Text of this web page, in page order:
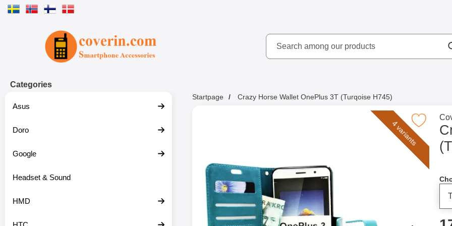
Search
Search among our
Categories
Asus
Doro
Google
Headset & Sound
HMD
Startpage Crazy Horse Wallet OnePlus 3T (Turqoise H745)
Mark crazy Horse Wallet OnePlus 3T
4 variants
Go